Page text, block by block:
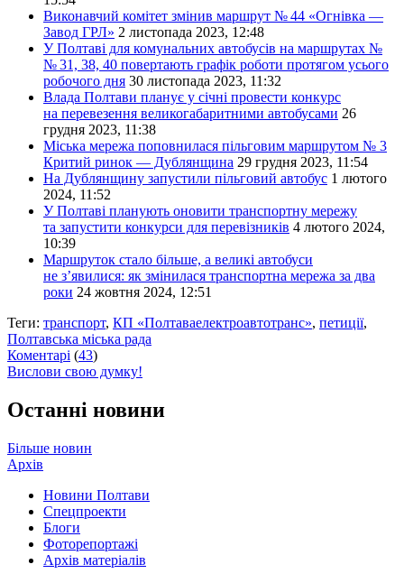
Виконавчий комітет змінив маршрут № 44 «Огнівка —
Завод ГРЛ» 2 листопада 2023, 12:48
У Полтаві для комунальних автобусів на маршрутах №
№ 31, 38, 40 повертають графік роботи протягом усього
робочого дня 30 листопада 2023, 11:32
Влада Полтави планує у січні провести конкурс
на перевезення великогабаритними автобусами 26
грудня 2023, 11:38
Міська мережа поповнилася пільговим маршрутом № 3
Критий ринок — Дублянщина 29 грудня 2023, 11:54
На Дублянщину запустили пільговий автобус 1 лютого
2024, 11:52
У Полтаві планують оновити транспортну мережу
та запустити конкурси для перевізників 4 лютого 2024,
10:39
Маршруток стало більше, а великі автобуси
не з’явилися: як змінилася транспортна мережа за два
роки 24 жовтня 2024, 12:51
Теги: транспорт, КП «Полтаваелектроавтотранс», петиції,
Полтавська міська рада
Коментарі (43)
Вислови свою думку!
Останні новини
Більше новин
Архів
Новини Полтави
Спецпроекти
Блоги
Фоторепортажі
Архів матеріалів